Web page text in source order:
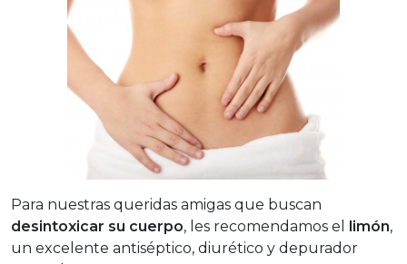
Para nuestras queridas amigas que buscan
desintoxicar su cuerpo, les recomendamos el limón,
un excelente antiséptico, diurético y depurador